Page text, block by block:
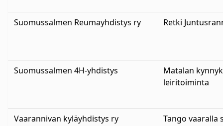
Suomussalmen Reumayhdistys ry Retki
Suomussalmen 4H-yhdistys
Matalan
leiritoiminta
Vaarannivan kyläyhdistys ry Tango